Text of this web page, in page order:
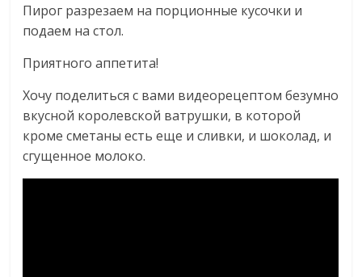
Пирог разрезаем на порционные кусочки и
подаем на стол.
Приятного аппетита!
Хочу поделиться с вами видеорецептом безумно
вкусной королевской ватрушки, в которой
кроме сметаны есть еще и сливки, и шоколад, и
сгущенное молоко.